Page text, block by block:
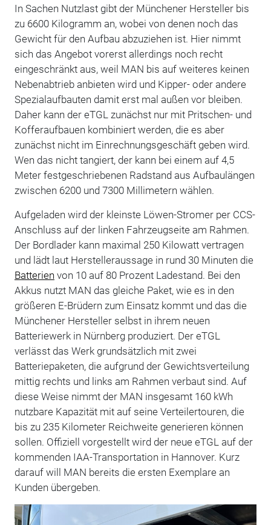
In Sachen Nutzlast gibt der Münchener Hersteller bis
zu 6600 Kilogramm an, wobei von denen noch das
Gewicht für den Aufbau abzuziehen ist. Hier nimmt
sich das Angebot vorerst allerdings noch recht
eingeschränkt aus, weil MAN bis auf weiteres keinen
Nebenabtrieb anbieten wird und Kipper- oder andere
Spezialaufbauten damit erst mal außen vor bleiben.
Daher kann der eTGL zunächst nur mit Pritschen- und
Kofferaufbauen kombiniert werden, die es aber
zunächst nicht im Einrechnungsgeschäft geben wird.
Wen das nicht tangiert, der kann bei einem auf 4,5
Meter festgeschriebenen Radstand aus Aufbaulängen
zwischen 6200 und 7300 Millimetern wählen.
Aufgeladen wird der kleinste Löwen-Stromer per CCS-
Anschluss auf der linken Fahrzeugseite am Rahmen.
Der Bordlader kann maximal 250 Kilowatt vertragen
und lädt laut Herstelleraussage in rund 30 Minuten die
Batterien von 10 auf 80 Prozent Ladestand. Bei den
Akkus nutzt MAN das gleiche Paket, wie es in den
größeren E-Brüdern zum Einsatz kommt und das die
Münchener Hersteller selbst in ihrem neuen
Batteriewerk in Nürnberg produziert. Der eTGL
verlässt das Werk grundsätzlich mit zwei
Batteriepaketen, die aufgrund der Gewichtsverteilung
mittig rechts und links am Rahmen verbaut sind. Auf
diese Weise nimmt der MAN insgesamt 160 kWh
nutzbare Kapazität mit auf seine Verteilertouren, die
bis zu 235 Kilometer Reichweite generieren können
sollen. Offiziell vorgestellt wird der neue eTGL auf der
kommenden IAA-Transportation in Hannover. Kurz
darauf will MAN bereits die ersten Exemplare an
Kunden übergeben.